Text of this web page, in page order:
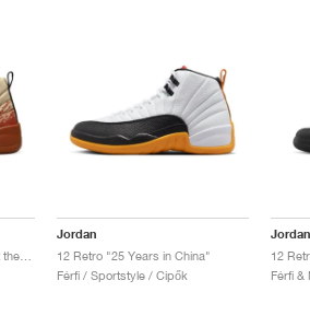
Jordan
12 Retro "25 Years in China"
Férfi / Sportstyle / Cipők
Jordan
12
Férfi &